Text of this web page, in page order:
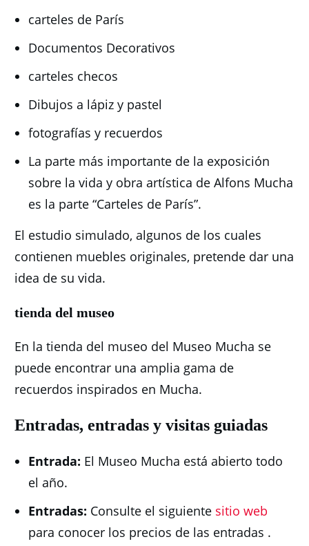
carteles de París
Documentos Decorativos
carteles checos
Dibujos a lápiz y pastel
fotografías y recuerdos
La parte más importante de la exposición
sobre la vida y obra artística de Alfons Mucha
es la parte “Carteles de París”.
El estudio simulado, algunos de los cuales
contienen muebles originales, pretende dar una
idea de su vida.
tienda del museo
En la tienda del museo del Museo Mucha se
puede encontrar una amplia gama de
recuerdos inspirados en Mucha.
Entradas, entradas y visitas guiadas
Entrada: El Museo Mucha está abierto todo
el año.
Entradas: Consulte el siguiente sitio web
para conocer los precios de las entradas .